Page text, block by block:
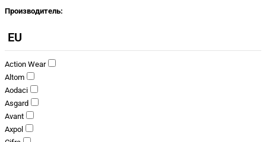
Производитель:
EU
Action Wear
Altom
Aodaci
Asgard
Avant
Axpol